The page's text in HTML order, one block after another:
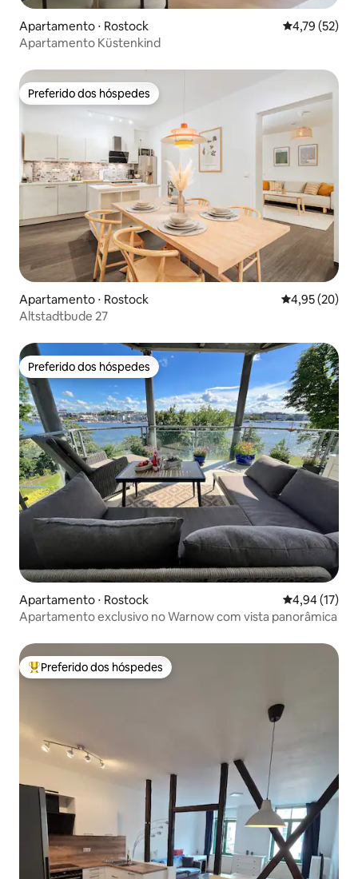
Apartamento ⋅ Rostock 4,79 de uma
4,79 (52)
Apartamento Küstenkind
Preferido dos hóspedes
Preferido dos hóspedes
Apartamento ⋅ Rostock 4,95 de uma
4,95 (20)
Altstadtbude 27
Preferido dos hóspedes
Preferido dos hóspedes
Apartamento ⋅ Rostock 4,94 de uma
4,94 (17)
Apartamento exclusivo no Warnow com vista panorâmica
Entre os melhores preferidos dos hóspedes
Preferido dos hóspedes